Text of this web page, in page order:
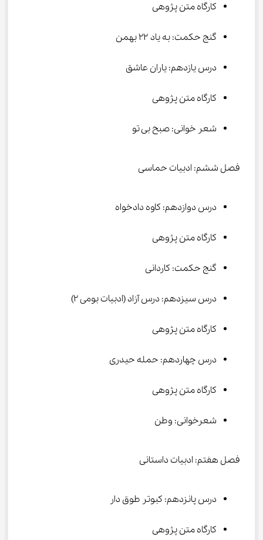
کارگاه متن پژوهی
گنج حکمت: به یاد ۲۲ بهمن
درس یازدهم: یاران عاشق
کارگاه متن پژوهی
شعر خوانی: صبح بی تو
فصل ششم: ادبیات حماسی
درس دوازدهم: کاوه دادخواه
کارگاه متن پژوهی
گنج حکمت: کاردانی
درس سیزدهم: درس آزاد (ادبیات بومی ۲)
کارگاه متن پژوهی
درس چهاردهم: حمله حیدری
کارگاه متن پژوهی
شعرخوانی: وطن
فصل هفتم: ادبیات داستانی
درس پانزدهم: کبوتر طوق دار
کارگاه متن پژوهی